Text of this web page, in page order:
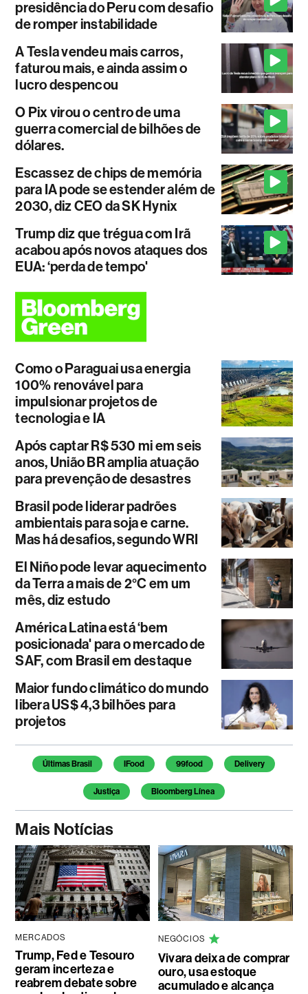
presidência do Peru com desafio
de romper instabilidade
A Tesla vendeu mais carros,
faturou mais, e ainda assim o
lucro despencou
O Pix virou o centro de uma
guerra comercial de bilhões de
dólares.
Escassez de chips de memória
para IA pode se estender além de
2030, diz CEO da SK Hynix
Trump diz que trégua com Irã
acabou após novos ataques dos
EUA: ‘perda de tempo'
Como o Paraguai usa energia
100% renovável para
impulsionar projetos de
tecnologia e IA
Após captar R$ 530 mi em seis
anos, União BR amplia atuação
para prevenção de desastres
Brasil pode liderar padrões
ambientais para soja e carne.
Mas há desafios, segundo WRI
El Niño pode levar aquecimento
da Terra a mais de 2°C em um
mês, diz estudo
América Latina está ‘bem
posicionada' para o mercado de
SAF, com Brasil em destaque
Maior fundo climático do mundo
libera US$ 4,3 bilhões para
projetos
Temas deste artigo
Últimas Brasil IFood 99food Delivery
Justiça Bloomberg Línea
Mais Notícias
MERCADOS
Trump, Fed e Tesouro
geram incerteza e
reabrem debate sobre
NEGÓCIOS
Vivara deixa de comprar
ouro, usa estoque
acumulado e alcança